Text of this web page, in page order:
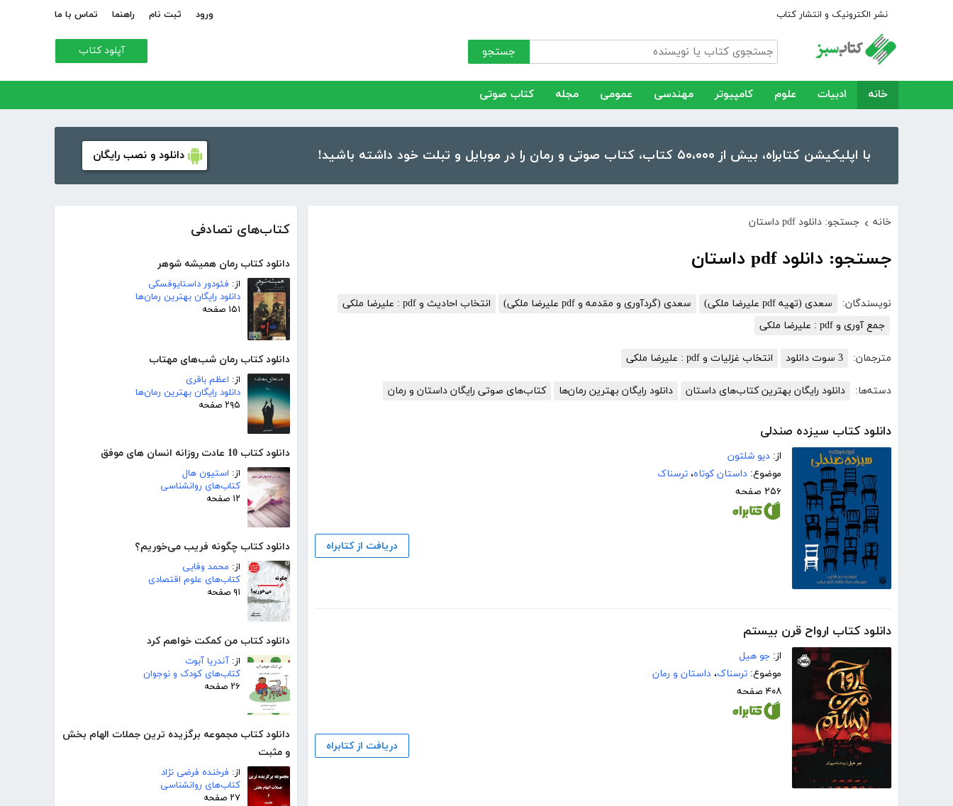
نشر الکترونیک و انتشار کتاب ورود ثبت نام راهنما تماس با ما
جستجو آپلود کتاب
خانه ادبیات علوم کامپیوتر مهندسی عمومی مجله کتاب صوتی
با اپلیکیشن کتابراه، بیش از ۵۰،۰۰۰ کتاب، کتاب صوتی و رمان را در موبایل و تبلت خود داشته باشید! دانلود و نصب رایگان
کتاب‌های تصادفی
دانلود کتاب رمان همیشه شوهر
از: فئودور داستایوفسکی
دانلود رایگان بهترین رمان‌ها
۱۵۱ صفحه
دانلود کتاب رمان شب‌های مهتاب
از: اعظم باقری
دانلود رایگان بهترین رمان‌ها
۲۹۵ صفحه
دانلود کتاب 10 عادت روزانه انسان های موفق
از: استیون هال
کتاب‌های روانشناسی
۱۲ صفحه
دانلود کتاب چگونه فریب می‌خوریم؟
از: محمد وفایی
کتاب‌های علوم اقتصادی
۹۱ صفحه
دانلود کتاب من کمکت خواهم کرد
از: آندریا آبوت
کتاب‌های کودک و نوجوان
۲۶ صفحه
دانلود کتاب مجموعه برگزیده ترین جملات الهام بخش
و مثبت
از: فرخنده فرضی نژاد
کتاب‌های روانشناسی
۲۷ صفحه
خانه › جستجو: دانلود pdf داستان
جستجو: دانلود pdf داستان
نویسندگان: سعدی (تهیه pdf علیرضا ملکی) سعدی (گردآوری و مقدمه و pdf علیرضا ملکی)
انتخاب احادیث و pdf : علیرضا ملکی
جمع آوری و pdf : علیرضا ملکی
مترجمان: 3 سوت دانلود انتخاب غزلیات و pdf : علیرضا ملکی
دسته‌ها: دانلود رایگان بهترین کتاب‌های داستان دانلود رایگان بهترین رمان‌ها کتاب‌های صوتی رایگان داستان و رمان
دانلود کتاب سیزده صندلی
از: دیو شلتون
موضوع: داستان کوتاه، ترسناک
۲۵۶ صفحه
دریافت از کتابراه
دانلود کتاب ارواح قرن بیستم
از: جو ھیل
موضوع: ترسناک، داستان و رمان
۴۰۸ صفحه
دریافت از کتابراه